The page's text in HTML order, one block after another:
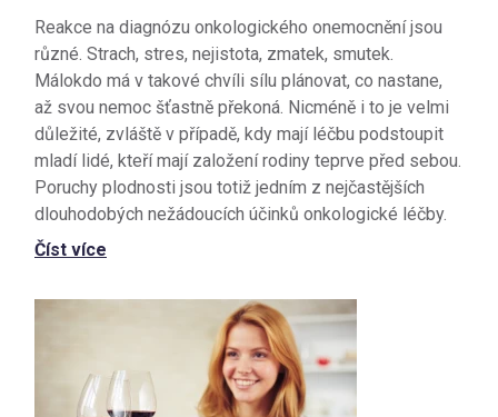
Reakce na diagnózu onkologického onemocnění jsou
různé. Strach, stres, nejistota, zmatek, smutek.
Málokdo má v takové chvíli sílu plánovat, co nastane,
až svou nemoc šťastně překoná. Nicméně i to je velmi
důležité, zvláště v případě, kdy mají léčbu podstoupit
mladí lidé, kteří mají založení rodiny teprve před sebou.
Poruchy plodnosti jsou totiž jedním z nejčastějších
dlouhodobých nežádoucích účinků onkologické léčby.
Číst více